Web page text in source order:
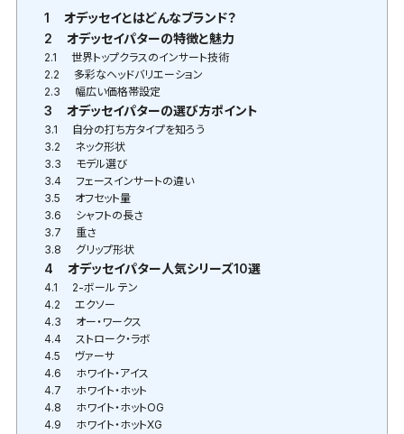
1
オデッセイとはどんなブランド？
2
オデッセイパターの特徴と魅力
2.1
世界トップクラスのインサート技術
2.2
多彩なヘッドバリエーション
2.3
幅広い価格帯設定
3 オデッセイパターの選び方ポイント
3.1
自分の打ち方タイプを知ろう
3.2
ネック形状
3.3
モデル選び
3.4
フェースインサートの違い
3.5
オフセット量
3.6
シャフトの長さ
3.7
重さ
3.8
グリップ形状
4 オデッセイパター人気シリーズ10選
4.1
2-ボール テン
4.2
エクソー
4.3
オー・ワークス
4.4
ストローク・ラボ
4.5
ヴァーサ
4.6
ホワイト・アイス
4.7
ホワイト・ホット
4.8
ホワイト・ホットOG
4.9
ホワイト・ホットXG